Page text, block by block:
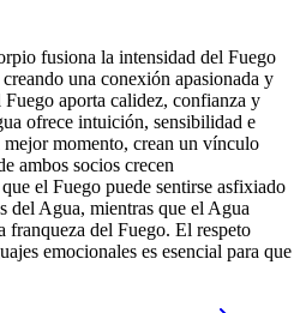
fusiona la intensidad del Fuego
una conexión apasionada y
aporta calidez, confianza y
ofrece intuición, sensibilidad e
momento, crean un vínculo
ambos socios crecen
el Fuego puede sentirse asfixiado
del Agua, mientras que el Agua
franqueza del Fuego. El respeto
emocionales es esencial para que